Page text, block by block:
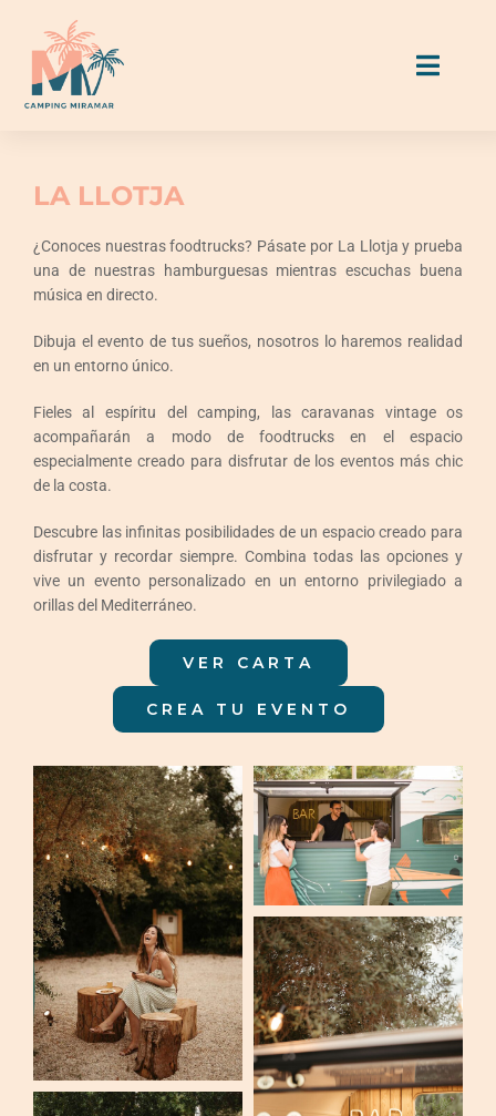
content
Toggle
Comer & Beber
Actividades & Servicios
Guía Miramar
Contactar
LA LLOTJA
¿Conoces nuestras foodtrucks? Pásate por La Llotja y prueba
una de nuestras hamburguesas mientras escuchas buena
música en directo.
Dibuja el evento de tus sueños, nosotros lo haremos realidad
en un entorno único.
Fieles al espíritu del camping, las caravanas vintage os
acompañarán a modo de foodtrucks en el espacio
especialmente creado para disfrutar de los eventos más chic
de la costa.
Descubre las infinitas posibilidades de un espacio creado para
disfrutar y recordar siempre. Combina todas las opciones y
vive un evento personalizado en un entorno privilegiado a
orillas del Mediterráneo.
VER CARTA
CREA TU EVENTO